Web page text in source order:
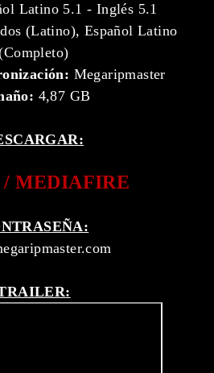
Latino 5.1 - Inglés 5.1
(Latino), Español Latino
Megaripmaster
4,87 GB
MEDIAFIRE